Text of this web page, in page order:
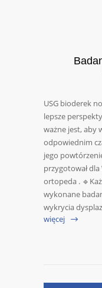
USG bioderek
lepsze
ważne jest, aby
odpowiednim
jego
przygotował dla
ortopeda .
wykonane
wykrycia
więcej